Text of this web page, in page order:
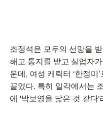
조정석은 모두의 선망을
해고 통지를 받고 실업자
운데, 여성 캐릭터 ‘한정미
끌었다. 특히 일각에서는
에 '박보영을 닮은 것 같다